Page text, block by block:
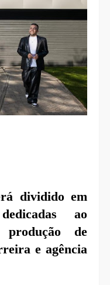
dividido em
ao
produção de
e agência